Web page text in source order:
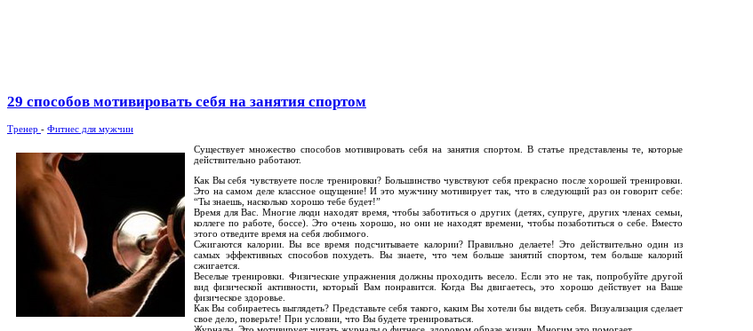
29 способов мотивировать себя на занятия спортом
Тренер - Фитнес для мужчин
Существует множество способов мотивировать себя на занятия спортом. В статье представлены те, которые
действительно работают.
Как Вы себя чувствуете после тренировки? Большинство чувствуют себя прекрасно после хорошей тренировки.
Это на самом деле классное ощущение! И это мужчину мотивирует так, что в следующий раз он говорит себе:
“Ты знаешь, насколько хорошо тебе будет!”
Время для Вас. Многие люди находят время, чтобы заботиться о других (детях, супруге, других членах семьи,
коллеге по работе, боссе). Это очень хорошо, но они не находят времени, чтобы позаботиться о себе. Вместо
этого отведите время на себя любимого.
Сжигаются калории. Вы все время подсчитываете калории? Правильно делаете! Это действительно один из
самых эффективных способов похудеть. Вы знаете, что чем больше занятий спортом, тем больше калорий
сжигается.
Веселые тренировки. Физические упражнения должны проходить весело. Если это не так, попробуйте другой
вид физической активности, который Вам понравится. Когда Вы двигаетесь, это хорошо действует на Ваше
физическое здоровье.
Как Вы собираетесь выглядеть? Представьте себя такого, каким Вы хотели бы видеть себя. Визуализация сделает
свое дело, поверьте! При условии, что Вы будете тренироваться.